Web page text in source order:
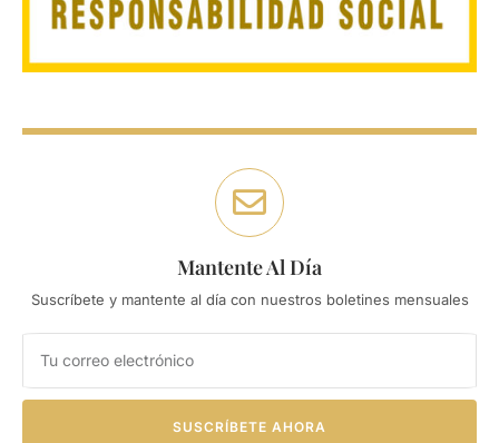
Mantente Al Día
Suscríbete y mantente al día con nuestros boletines mensuales
SUSCRÍBETE AHORA